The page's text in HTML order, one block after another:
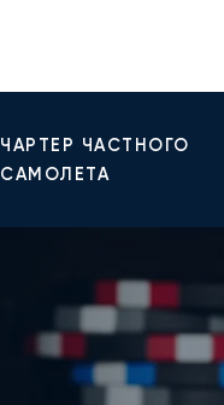
ЧАРТЕР ЧАСТНОГО
САМОЛЕТА